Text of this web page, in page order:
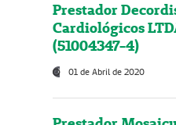
Prestador
Cardiológicos
(51004347-4)
01 de Abril de 2020